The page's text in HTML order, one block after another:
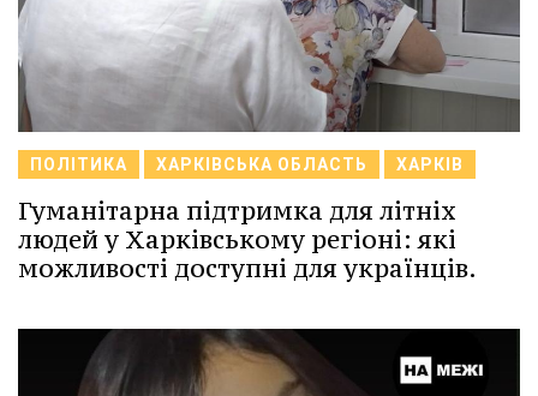
ПОЛІТИКА ХАРКІВСЬКА ОБЛАСТЬ ХАРКІВ
Гуманітарна підтримка для літніх
людей у Харківському регіоні: які
можливості доступні для українців.